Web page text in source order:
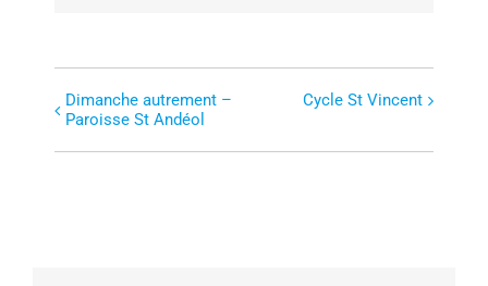
N
v
Dimanche autrement –
Paroisse St Andéol
Cycle St Vincent